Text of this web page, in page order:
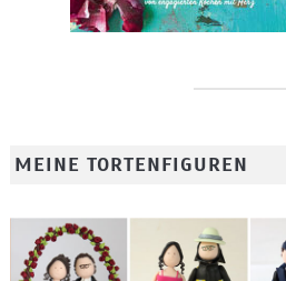
MEINE TORTENFIGUREN